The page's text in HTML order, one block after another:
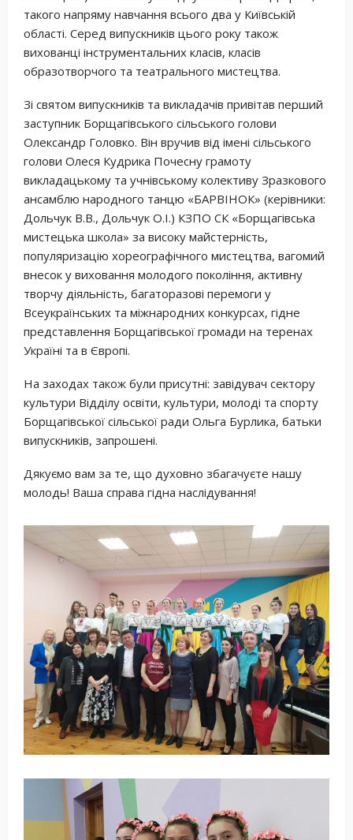
такого напряму навчання всього два у Київській
області. Серед випускників цього року також
вихованці інструментальних класів, класів
образотворчого та театрального мистецтва.
Зі святом випускників та викладачів привітав перший
заступник Борщагівського сільського голови
Олександр Головко. Він вручив від імені сільського
голови Олеся Кудрика Почесну грамоту
викладацькому та учнівському колективу Зразкового
ансамблю народного танцю «БАРВІНОК» (керівники:
Дольчук В.В., Дольчук О.І.) КЗПО СК «Борщагівська
мистецька школа» за високу майстерність,
популяризацію хореографічного мистецтва, вагомий
внесок у виховання молодого покоління, активну
творчу діяльність, багаторазові перемоги у
Всеукраїнських та міжнародних конкурсах, гідне
представлення Борщагівської громади на теренах
Україні та в Європі.
На заходах також були присутні: завідувач сектору
культури Відділу освіти, культури, молоді та спорту
Борщагівської сільської ради Ольга Бурлика, батьки
випускників, запрошені.
Дякуємо вам за те, що духовно збагачуєте нашу
молодь! Ваша справа гідна наслідування!